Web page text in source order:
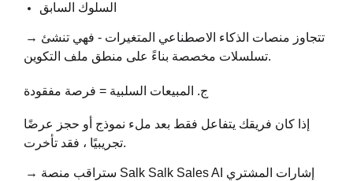
السلوك السابق
→ تتجاوز منصات الذكاء الاصطناعي المتغيرات - فهي تنشئ
تسلسلات مخصصة بناءً على منطق ملف التكوين.
ج. المبيعات السلبية = فرصة مفقودة
إذا كان فريقك يتفاعل فقط بعد ملء نموذج أو حجز عرضًا
تجريبيًا ، فقد تأخرت.
→ ستراقب منصة Salk Salk Sales AI إشارات المشتري